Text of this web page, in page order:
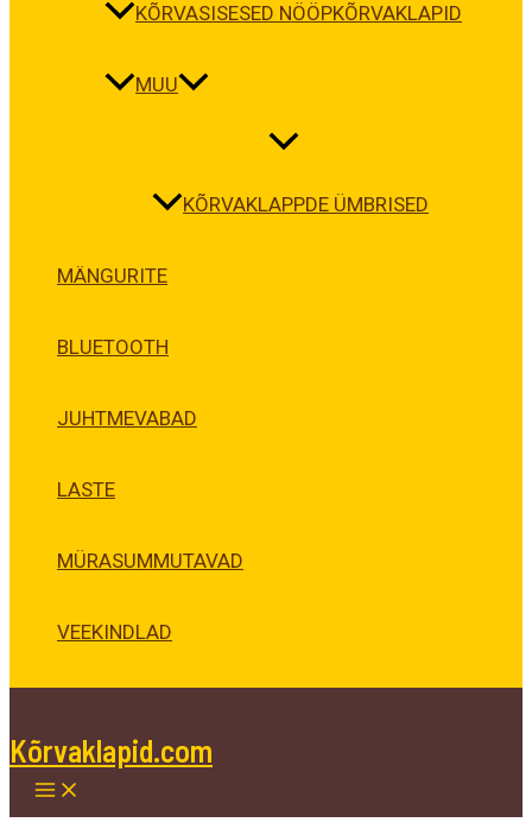
KÕRVASISESED NÖÖPKÕRVAKLAPID
MUU
KÕRVAKLAPPDE ÜMBRISED
MÄNGURITE
BLUETOOTH
JUHTMEVABAD
LASTE
MÜRASUMMUTAVAD
VEEKINDLAD
Kõrvaklapid.com